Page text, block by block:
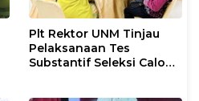
Plt Rektor UNM Tinjau
Pelaksanaan Tes
Substantif Seleksi Calon